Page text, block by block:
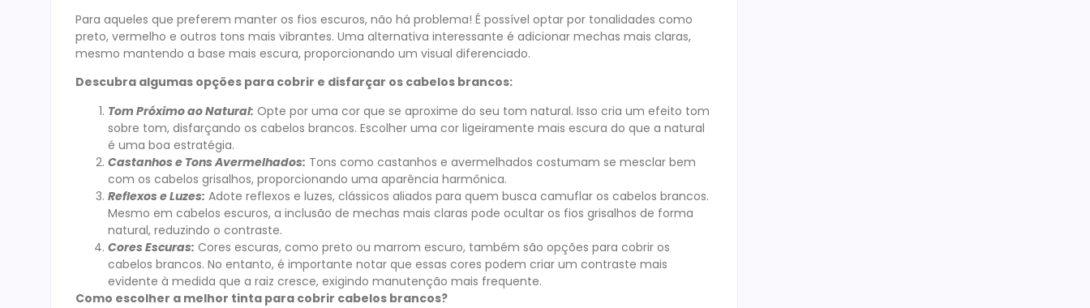
Para aqueles que preferem manter os fios escuros, não há problema! É possível optar por tonalidades como
preto, vermelho e outros tons mais vibrantes. Uma alternativa interessante é adicionar mechas mais claras,
mesmo mantendo a base mais escura, proporcionando um visual diferenciado.
Descubra algumas opções para cobrir e disfarçar os cabelos brancos:
Tom Próximo ao Natural: Opte por uma cor que se aproxime do seu tom natural. Isso cria um efeito tom
sobre tom, disfarçando os cabelos brancos. Escolher uma cor ligeiramente mais escura do que a natural
é uma boa estratégia.
Castanhos e Tons Avermelhados: Tons como castanhos e avermelhados costumam se mesclar bem
com os cabelos grisalhos, proporcionando uma aparência harmônica.
Reflexos e Luzes: Adote reflexos e luzes, clássicos aliados para quem busca camuflar os cabelos brancos.
Mesmo em cabelos escuros, a inclusão de mechas mais claras pode ocultar os fios grisalhos de forma
natural, reduzindo o contraste.
Cores Escuras: Cores escuras, como preto ou marrom escuro, também são opções para cobrir os
cabelos brancos. No entanto, é importante notar que essas cores podem criar um contraste mais
evidente à medida que a raiz cresce, exigindo manutenção mais frequente.
Como escolher a melhor tinta para cobrir cabelos brancos?